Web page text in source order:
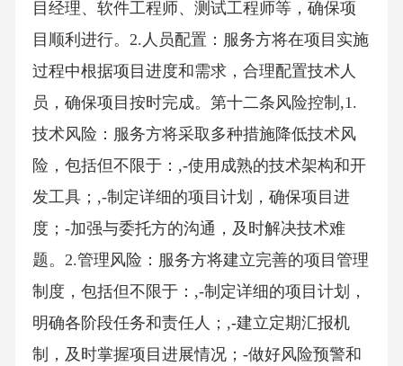
目经理、软件工程师、测试工程师等，确保项
目顺利进行。2.人员配置：服务方将在项目实施
过程中根据项目进度和需求，合理配置技术人
员，确保项目按时完成。第十二条风险控制,1.
技术风险：服务方将采取多种措施降低技术风
险，包括但不限于：,-使用成熟的技术架构和开
发工具；,-制定详细的项目计划，确保项目进
度；-加强与委托方的沟通，及时解决技术难
题。2.管理风险：服务方将建立完善的项目管理
制度，包括但不限于：,-制定详细的项目计划，
明确各阶段任务和责任人；,-建立定期汇报机
制，及时掌握项目进展情况；-做好风险预警和